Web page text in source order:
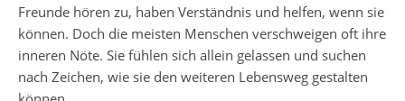
Freunde hören zu, haben Verständnis und helfen, wenn sie
können. Doch die meisten Menschen verschweigen oft ihre
inneren Nöte. Sie fühlen sich allein gelassen und suchen
nach Zeichen, wie sie den weiteren Lebensweg gestalten